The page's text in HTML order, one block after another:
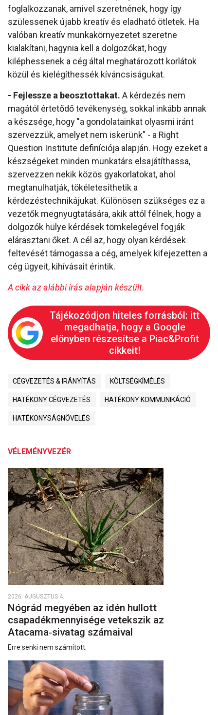
foglalkozzanak, amivel szeretnének, hogy így
szülessenek újabb kreatív és eladható ötletek. Ha
valóban kreatív munkakörnyezetet szeretne
kialakítani, hagynia kell a dolgozókat, hogy
kiléphessenek a cég által meghatározott korlátok
közül és kielégíthessék kíváncsiságukat.
- Fejlessze a beosztottakat. A kérdezés nem
magától értetődő tevékenység, sokkal inkább annak
a készsége, hogy "a gondolatainkat olyasmi iránt
szervezzük, amelyet nem iskerünk" - a Right
Question Institute definíciója alapján. Hogy ezeket a
készségeket minden munkatárs elsajátíthassa,
szervezzen nekik közös gyakorlatokat, ahol
megtanulhatják, tökéletesíthetik a
kérdezéstechnikájukat. Különösen szükséges ez a
vezetők megnyugtatására, akik attól félnek, hogy a
dolgozók hülye kérdések tömkelegével fogják
elárasztani őket. A cél az, hogy olyan kérdések
feltevését támogassa a cég, amelyek kifejezetten a
cég ügyeit, kihívásait érintik.
A cikk az alábbi írás alapján készült.
Tájékozódjon hiteles forrásból: itt
megadhatja, hogy a Google
előnyben részesítse a Piac&Profit
cikkeit!
CÉGVEZETÉS & IRÁNYÍTÁS KÖLTSÉGKÍMÉLÉS
HATÉKONY CÉGVEZETÉS HATÉKONY KOMMUNIKÁCIÓ
HATÉKONYSÁGNÖVELÉS
VÉLEMÉNYVEZÉR
2026. AUGUSZTUS 4.
Nógrád megyében az idén hullott
csapadékmennyisége vetekszik az
Atacama‑sivatag számaival
Erre senki nem számított.